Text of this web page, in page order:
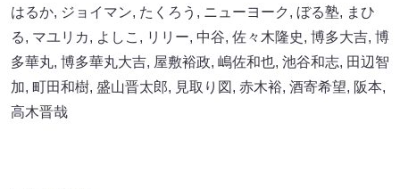
はるか, ジョイマン, たくろう , ニューヨーク , ぼる塾, まひ
る, マユリカ, よしこ , リリー, 中谷, 佐々木隆史, 博多大吉, 博
多華丸, 博多華丸大吉, 屋敷裕政, 嶋佐和也, 池谷和志, 田辺智
加, 町田和樹, 盛山晋太郎, 見取り図 , 赤木裕, 酒寄希望, 阪本,
高木晋哉